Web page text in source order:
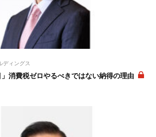
ディングス
」消費税ゼロやるべきではない納得の理由